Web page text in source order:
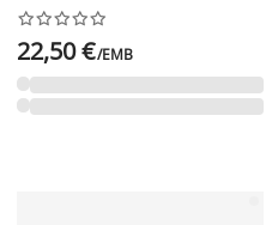






22,50 €/EMB